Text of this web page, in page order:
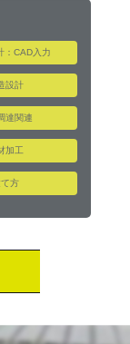
：CAD入力
設計
達関連
加工
方